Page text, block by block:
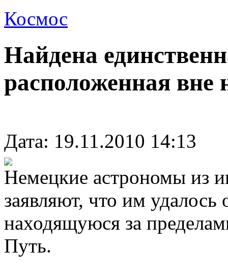
Космос
Найдена
расположенная вне
Дата: 19.11.2010 14:13
Немецкие астрономы из
заявляют, что им
находящуюся за
Путь.